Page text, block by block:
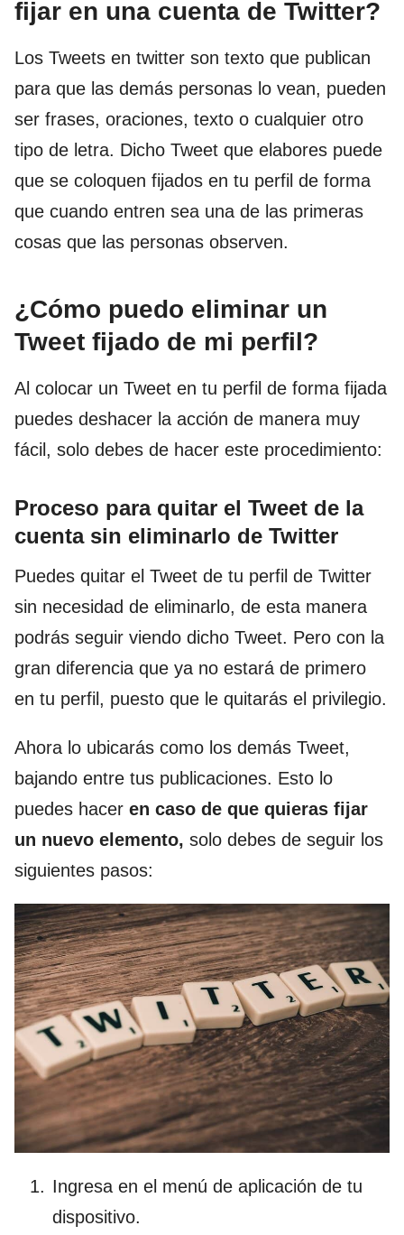
fijar en una cuenta de Twitter?
Los Tweets en twitter son texto que publican
para que las demás personas lo vean, pueden
ser frases, oraciones, texto o cualquier otro
tipo de letra. Dicho Tweet que elabores puede
que se coloquen fijados en tu perfil de forma
que cuando entren sea una de las primeras
cosas que las personas observen.
¿Cómo puedo eliminar un
Tweet fijado de mi perfil?
Al colocar un Tweet en tu perfil de forma fijada
puedes deshacer la acción de manera muy
fácil, solo debes de hacer este procedimiento:
Proceso para quitar el Tweet de la
cuenta sin eliminarlo de Twitter
Puedes quitar el Tweet de tu perfil de Twitter
sin necesidad de eliminarlo, de esta manera
podrás seguir viendo dicho Tweet. Pero con la
gran diferencia que ya no estará de primero
en tu perfil, puesto que le quitarás el privilegio.
Ahora lo ubicarás como los demás Tweet,
bajando entre tus publicaciones. Esto lo
puedes hacer en caso de que quieras fijar
un nuevo elemento, solo debes de seguir los
siguientes pasos:
Ingresa en el menú de aplicación de tu
dispositivo.